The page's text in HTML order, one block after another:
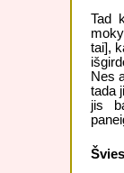
Tad
tai],
Nes
tada
jis